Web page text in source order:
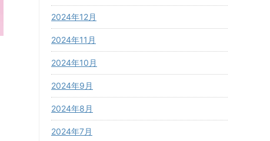
2024年12月
2024年11月
2024年10月
2024年9月
2024年8月
2024年7月